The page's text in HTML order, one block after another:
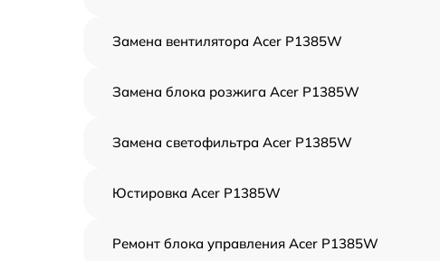
Замена вентилятора Acer P1385W
Замена блока розжига Acer P1385W
Замена светофильтра Acer P1385W
Юстировка Acer P1385W
Ремонт блока управления Acer P1385W